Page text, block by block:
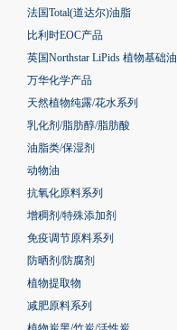
法国Total(道达尔)油脂
比利时EOC产品
英国Northstar LiPids 植物基础油
万华化学产品
天然植物纯露/花水系列
乳化剂/脂肪醇/脂肪酸
油脂类/保湿剂
动物油
抗氧化原料系列
增稠剂/特殊添加剂
免疫调节原料系列
防晒剂/防腐剂
植物提取物
减肥原料系列